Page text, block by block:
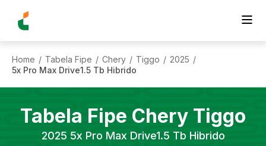
Home / Tabela Fipe / Chery / Tiggo / 2025 /
5x Pro Max Drive1.5 Tb Hibrido
Tabela Fipe Chery Tiggo
2025 5x Pro Max Drive1.5 Tb Hibrido